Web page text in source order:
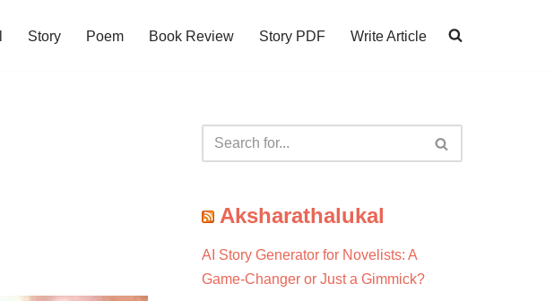
Story Poem Book Review Story PDF Write Article
Aksharathalukal
AI Story Generator for Novelists: A
Game-Changer or Just a Gimmick?